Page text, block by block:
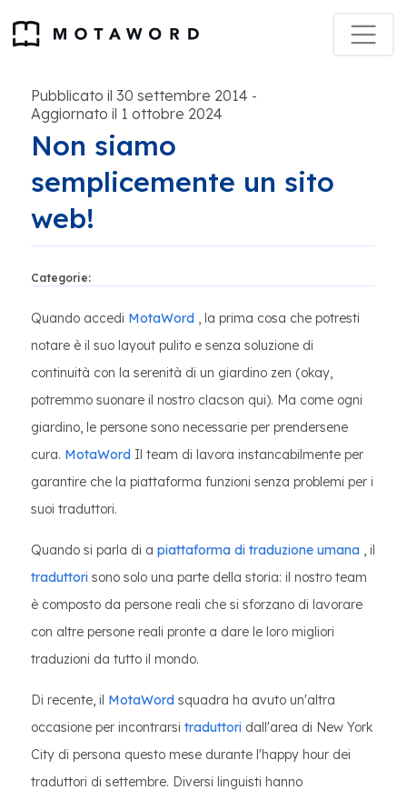
Pubblicato il 30 settembre 2014 -
Aggiornato il 1 ottobre 2024
Non siamo
semplicemente un sito
web!
Categorie:
Quando accedi MotaWord , la prima cosa che potresti
notare è il suo layout pulito e senza soluzione di
continuità con la serenità di un giardino zen (okay,
potremmo suonare il nostro clacson qui). Ma come ogni
giardino, le persone sono necessarie per prendersene
cura. MotaWord Il team di lavora instancabilmente per
garantire che la piattaforma funzioni senza problemi per i
suoi traduttori.
Quando si parla di a piattaforma di traduzione umana , il
traduttori sono solo una parte della storia: il nostro team
è composto da persone reali che si sforzano di lavorare
con altre persone reali pronte a dare le loro migliori
traduzioni da tutto il mondo.
Di recente, il MotaWord squadra ha avuto un'altra
occasione per incontrarsi traduttori dall'area di New York
City di persona questo mese durante l'happy hour dei
traduttori di settembre. Diversi linguisti hanno